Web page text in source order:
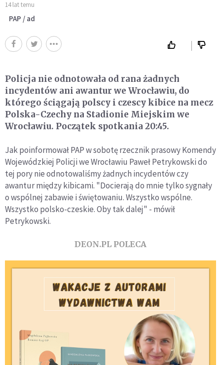
14 lat temu
PAP / ad
Policja nie odnotowała od rana żadnych
incydentów ani awantur we Wrocławiu, do
którego ściągają polscy i czescy kibice na mecz
Polska-Czechy na Stadionie Miejskim we
Wrocławiu. Początek spotkania 20:45.
Jak poinformował PAP w sobotę rzecznik prasowy Komendy
Wojewódzkiej Policji we Wrocławiu Paweł Petrykowski do
tej pory nie odnotowaliśmy żadnych incydentów czy
awantur między kibicami. "Docierają do mnie tylko sygnały
o wspólnej zabawie i świętowaniu. Wszystko wspólne.
Wszystko polsko-czeskie. Oby tak dalej" - mówił
Petrykowski.
DEON.PL POLECA